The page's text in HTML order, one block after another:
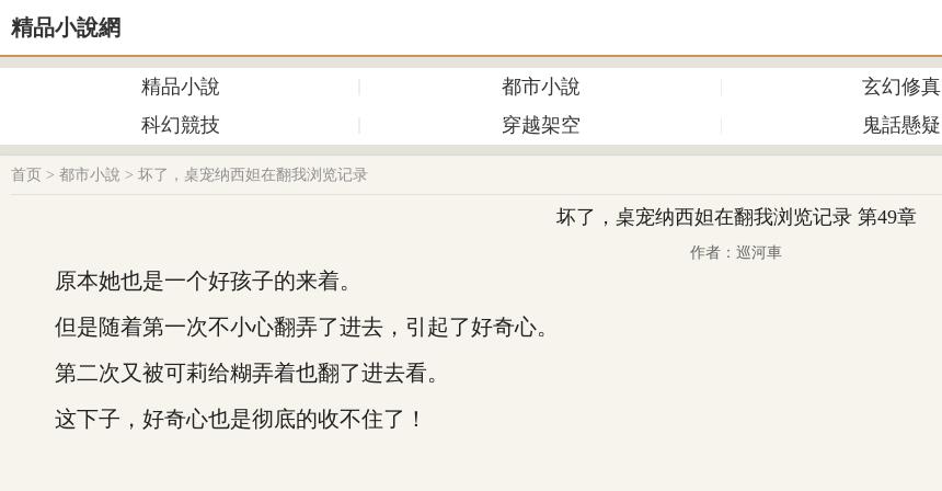
精品小說網
精品小說 都市小說 玄幻修真
科幻競技
穿越架空 鬼話懸疑
首页 > 都市小說 > 坏了，桌宠纳西妲在翻我浏览记录
坏了，桌宠纳西妲在翻我浏览记录 第49章
作者：巡河車
原本她也是一个好孩子的来着。
但是随着第一次不小心翻弄了进去，引起了好奇心。
第二次又被可莉给糊弄着也翻了进去看。
这下子，好奇心也是彻底的收不住了！